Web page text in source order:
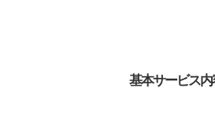
基本サービス内